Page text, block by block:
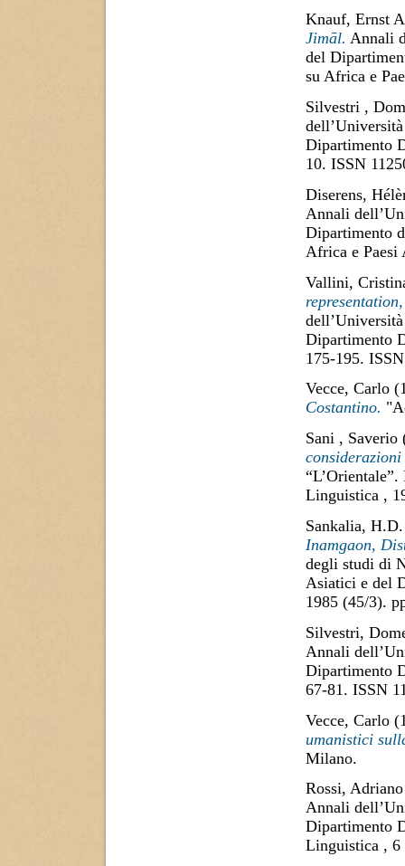
Knauf, Ernst
Jimāl. Annali
del
su Africa e
Silvestri ,
Dipartimento
10. ISSN
Diserens,
Annali
Dipartimento
Africa e Paesi
Vallini,
Dipartimento
175-195.
Vecce, Carlo
Costantino.
Sani , Saverio
Linguistica ,
Sankalia, H.D.
Inamgaon,
degli studi di
Asiatici e del
1985 (45/3).
Silvestri,
Annali
Dipartimento
67-81. ISSN
Vecce, Carlo
umanistici
Milano.
Rossi, Adriano
Annali
Dipartimento
Linguistica , 6